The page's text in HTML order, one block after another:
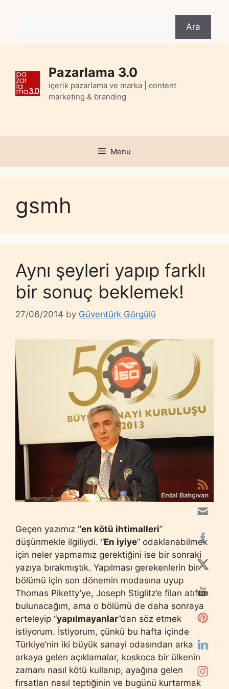
Ara
Pazarlama 3.0
içerik pazarlama ve marka | content
marketing & branding
Menu
gsmh
Aynı şeyleri yapıp farklı
bir sonuç beklemek!
27/06/2014 by Güventürk Görgülü
Geçen yazımız “en kötü ihtimalleri”
düşünmekle ilgiliydi. “En iyiye” odaklanabilmek
için neler yapmamız gerektiğini ise bir sonraki
yazıya bırakmıştık. Yapılması gerekenlerin bir
bölümü için son dönemin modasına uyup
Thomas Piketty’ye, Joseph Stiglitz’e filan atıfta
bulunacağım, ama o bölümü de daha sonraya
erteleyip “yapılmayanlar”dan söz etmek
istiyorum. İstiyorum, çünkü bu hafta içinde
Türkiye’nin iki büyük sanayi odasından arka
arkaya gelen açıklamalar, koskoca bir ülkenin
zamanı nasıl kötü kullanıp, ayağına gelen
fırsatları nasıl teptiğinin ve bugünü kurtarmak